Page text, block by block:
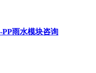
雨水模块咨询